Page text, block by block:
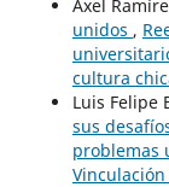
Axel
unidos ,
cultura
Luis Felipe
sus
problemas